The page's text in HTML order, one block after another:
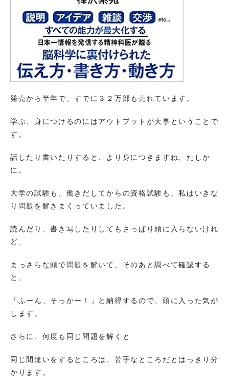
発売から半年で、すでに３２万部も売れています。
学ぶ、身につけるのにはアウトプットが大事ということで
す。
話したり書いたりすると、より身につきますね、たしか
に。
大学の試験も、働きだしてからの資格試験も、私はいきな
り問題を解きまくっていました。
読んだり、書き写したりしてもさっぱり頭に入らないけれ
ど、
まっさらな頭で問題を解いて、そのあと調べて確認する
と、
「ふーん、そっかー！」と納得するので、頭に入った気が
します。
さらに、何度も同じ問題を解くと
同じ間違いをするところは、苦手なところだとはっきり分
かります。